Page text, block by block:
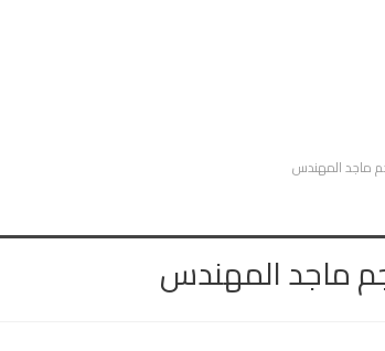
ماجد المهندس
ماجد المهندس